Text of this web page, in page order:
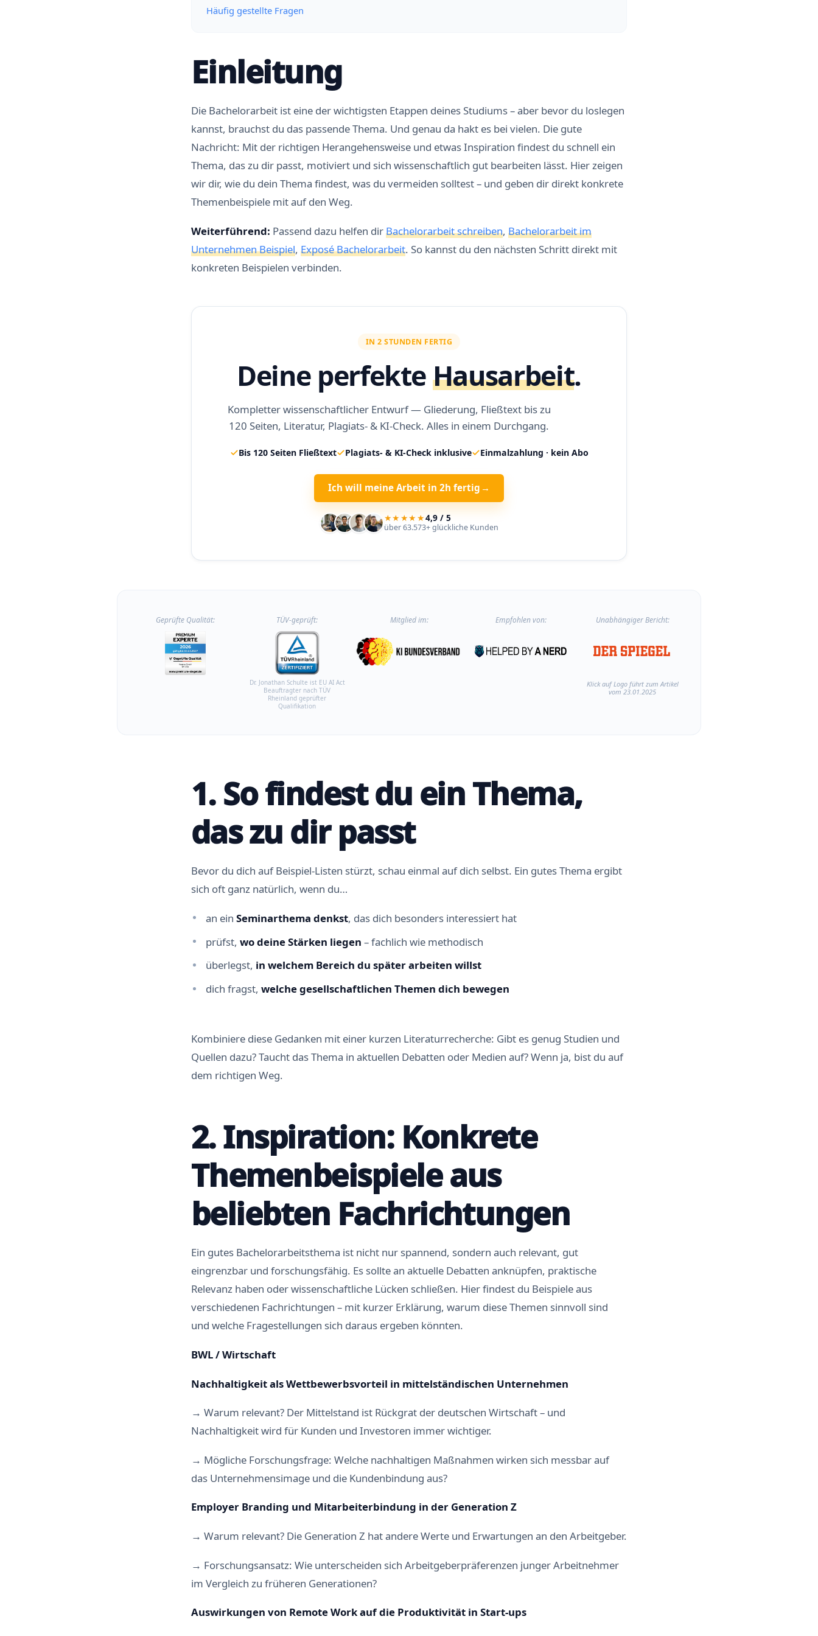
Häufig gestellte Fragen
Einleitung
Die Bachelorarbeit ist eine der wichtigsten Etappen deines Studiums – aber bevor du loslegen
kannst, brauchst du das passende Thema. Und genau da hakt es bei vielen. Die gute
Nachricht: Mit der richtigen Herangehensweise und etwas Inspiration findest du schnell ein
Thema, das zu dir passt, motiviert und sich wissenschaftlich gut bearbeiten lässt. Hier zeigen
wir dir, wie du dein Thema findest, was du vermeiden solltest – und geben dir direkt konkrete
Themenbeispiele mit auf den Weg.
Weiterführend: Passend dazu helfen dirBachelorarbeit schreiben, Bachelorarbeit im
Unternehmen Beispiel, Exposé Bachelorarbeit. So kannst du den nächsten Schritt direkt mit
konkreten Beispielen verbinden.
IN 2 STUNDEN FERTIG
Deine perfekteHausarbeit.
Kompletter wissenschaftlicher Entwurf — Gliederung, Fließtext bis zu
120 Seiten, Literatur, Plagiats- & KI-Check. Alles in einem Durchgang.
Bis 120 Seiten Fließtext Plagiats- & KI-Check inklusive Einmalzahlung · kein Abo
Ich will meine Arbeit in 2h fertig →
★★★★★4,9 / 5
über 63.573+ glückliche Kunden
Geprüfte Qualität: TÜV-geprüft:
Dr. Jonathan Schulte ist EU AI Act
Beauftragter nach TÜV
Rheinland geprüfter
Qualifikation
Mitglied im: Empfohlen von: Unabhängiger Bericht:
Klick auf Logo führt zum Artikel
vom 23.01.2025
1. So findest du ein Thema,
das zu dir passt
Bevor du dich auf Beispiel-Listen stürzt, schau einmal auf dich selbst. Ein gutes Thema ergibt
sich oft ganz natürlich, wenn du…
an ein Seminarthema denkst, das dich besonders interessiert hat
prüfst, wo deine Stärken liegen – fachlich wie methodisch
überlegst, in welchem Bereich du später arbeiten willst
dich fragst, welche gesellschaftlichen Themen dich bewegen
Kombiniere diese Gedanken mit einer kurzen Literaturrecherche: Gibt es genug Studien und
Quellen dazu? Taucht das Thema in aktuellen Debatten oder Medien auf? Wenn ja, bist du auf
dem richtigen Weg.
2. Inspiration: Konkrete
Themenbeispiele aus
beliebten Fachrichtungen
Ein gutes Bachelorarbeitsthema ist nicht nur spannend, sondern auch relevant, gut
eingrenzbar und forschungsfähig. Es sollte an aktuelle Debatten anknüpfen, praktische
Relevanz haben oder wissenschaftliche Lücken schließen. Hier findest du Beispiele aus
verschiedenen Fachrichtungen – mit kurzer Erklärung, warum diese Themen sinnvoll sind
und welche Fragestellungen sich daraus ergeben könnten.
BWL / Wirtschaft
Nachhaltigkeit als Wettbewerbsvorteil in mittelständischen Unternehmen
→ Warum relevant? Der Mittelstand ist Rückgrat der deutschen Wirtschaft – und
Nachhaltigkeit wird für Kunden und Investoren immer wichtiger.
→ Mögliche Forschungsfrage: Welche nachhaltigen Maßnahmen wirken sich messbar auf
das Unternehmensimage und die Kundenbindung aus?
Employer Branding und Mitarbeiterbindung in der Generation Z
→ Warum relevant? Die Generation Z hat andere Werte und Erwartungen an den Arbeitgeber.
→ Forschungsansatz: Wie unterscheiden sich Arbeitgeberpräferenzen junger Arbeitnehmer
im Vergleich zu früheren Generationen?
Auswirkungen von Remote Work auf die Produktivität in Start-ups